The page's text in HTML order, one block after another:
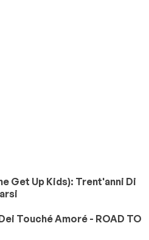
Get Up Kids): Trent'anni Di
Touché Amoré - ROAD TO